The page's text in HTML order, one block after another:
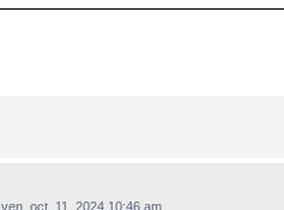
ven. oct. 11, 2024 10:46 am